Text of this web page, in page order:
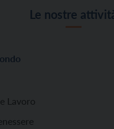
Le nostre
Lavoro